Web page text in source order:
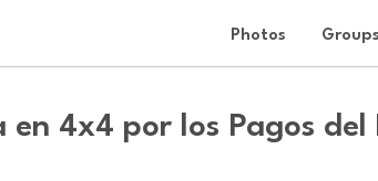
Photos Groups
en 4x4 por los Pagos del